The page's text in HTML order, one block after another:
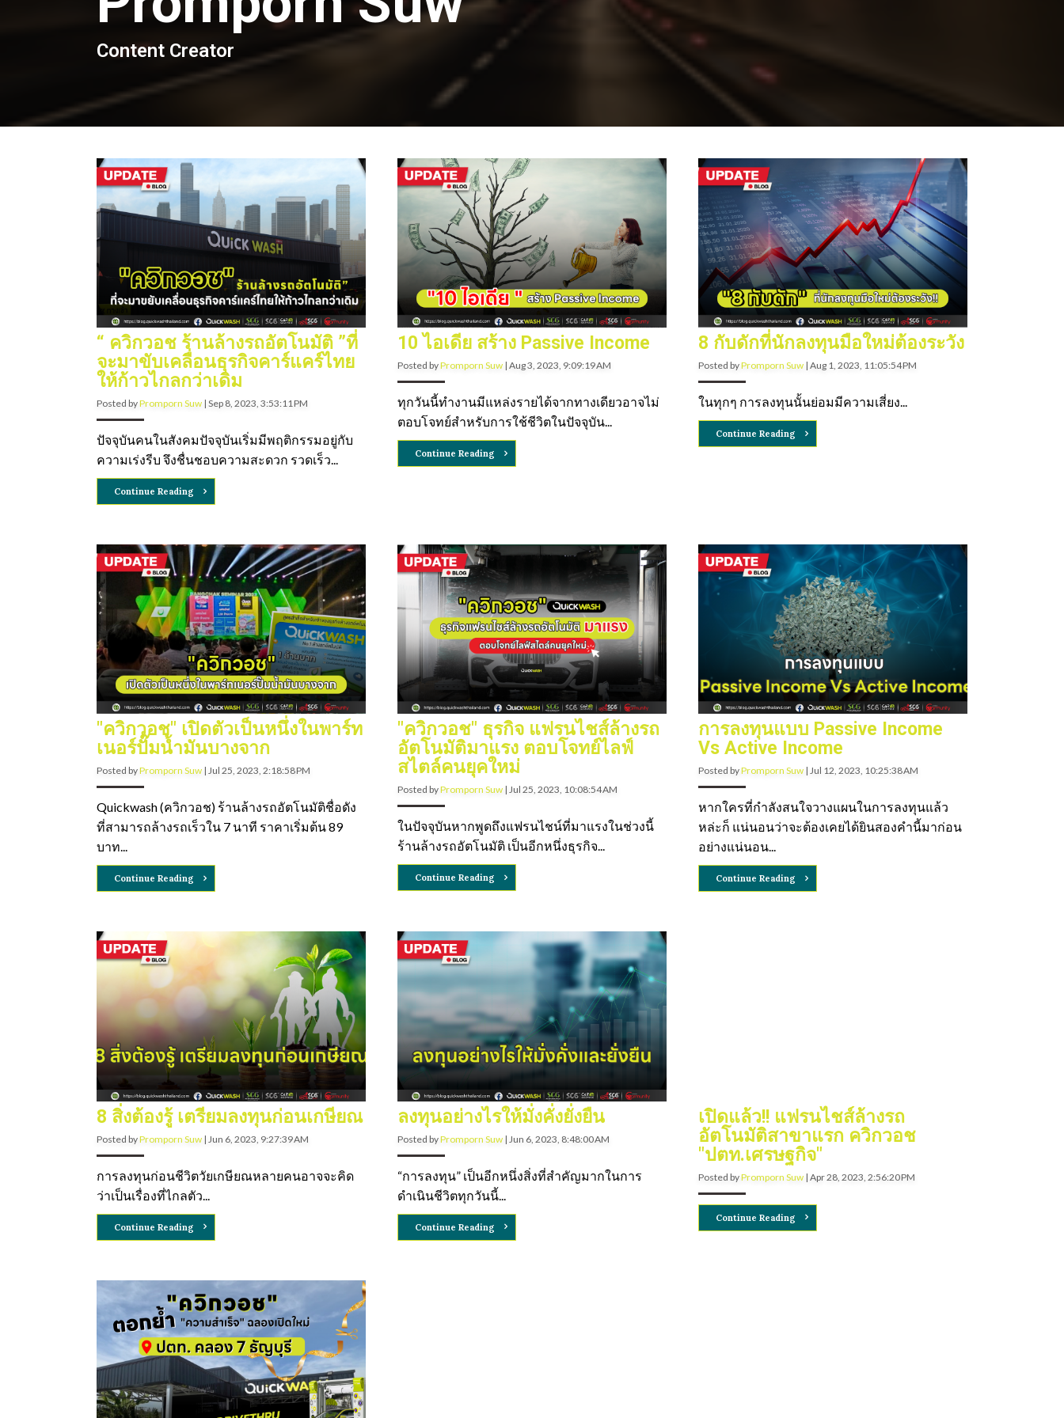
Content Creator
“ ควิกวอช ร้านล้างรถอัตโนมัติ ”ที่
จะมาขับเคลื่อนธุรกิจคาร์แคร์ไทย
ให้ก้าวไกลกว่าเดิม
Posted byPromporn Suw | Sep 8, 2023, 3:53:11 PM
ปัจจุบันคนในสังคมปัจจุบันเริ่มมีพฤติกรรมอยู่กับ
ความเร่งรีบ จึงชื่นชอบความสะดวก รวดเร็ว...
Continue Reading
10 ไอเดีย สร้าง Passive Income
Posted byPromporn Suw | Aug 3, 2023, 9:09:19 AM
ทุกวันนี้ทำงานมีแหล่งรายได้จากทางเดียวอาจไม่
ตอบโจทย์สำหรับการใช้ชีวิตในปัจจุบัน...
Continue Reading
8 กับดักที่นักลงทุนมือใหม่ต้องระวัง
Posted byPromporn Suw | Aug 1, 2023, 11:05:54 PM
ในทุกๆ การลงทุนนั้นย่อมมีความเสี่ยง...
Continue Reading
"ควิกวอช" เปิดตัวเป็นหนึ่งในพาร์ท
เนอร์ปั๊มน้ำมันบางจาก
Posted byPromporn Suw | Jul 25, 2023, 2:18:58 PM
Quickwash (ควิกวอช) ร้านล้างรถอัตโนมัติชื่อดัง
ที่สามารถล้างรถเร็วใน 7 นาที ราคาเริ่มต้น 89
บาท...
Continue Reading
"ควิกวอช" ธุรกิจ แฟรนไชส์ล้างรถ
อัตโนมัติมาแรง ตอบโจทย์ไลฟ์
สไตล์คนยุคใหม่
Posted byPromporn Suw | Jul 25, 2023, 10:08:54 AM
ในปัจจุบันหากพูดถึงแฟรนไชน์ที่มาแรงในช่วงนี้
ร้านล้างรถอัตโนมัติ เป็นอีกหนึ่งธุรกิจ...
Continue Reading
การลงทุนแบบ Passive Income
Vs Active Income
Posted byPromporn Suw | Jul 12, 2023, 10:25:38 AM
หากใครที่กำลังสนใจวางแผนในการลงทุนแล้ว
หล่ะก็ แน่นอนว่าจะต้องเคยได้ยินสองคำนี้มาก่อน
อย่างแน่นอน...
Continue Reading
8 สิ่งต้องรู้ เตรียมลงทุนก่อนเกษียณ
Posted byPromporn Suw | Jun 6, 2023, 9:27:39 AM
การลงทุนก่อนชีวิตวัยเกษียณหลายคนอาจจะคิด
ว่าเป็นเรื่องที่ไกลตัว...
Continue Reading
ลงทุนอย่างไรให้มั่งคั่งยั่งยืน
Posted byPromporn Suw | Jun 6, 2023, 8:48:00 AM
“การลงทุน” เป็นอีกหนึ่งสิ่งที่สำคัญมากในการ
ดำเนินชีวิตทุกวันนี้...
Continue Reading
เปิดแล้ว!! แฟรนไชส์ล้างรถ
อัตโนมัติสาขาแรก ควิกวอช
"ปตท.เศรษฐกิจ"
Posted byPromporn Suw | Apr 28, 2023, 2:56:20 PM
Continue Reading